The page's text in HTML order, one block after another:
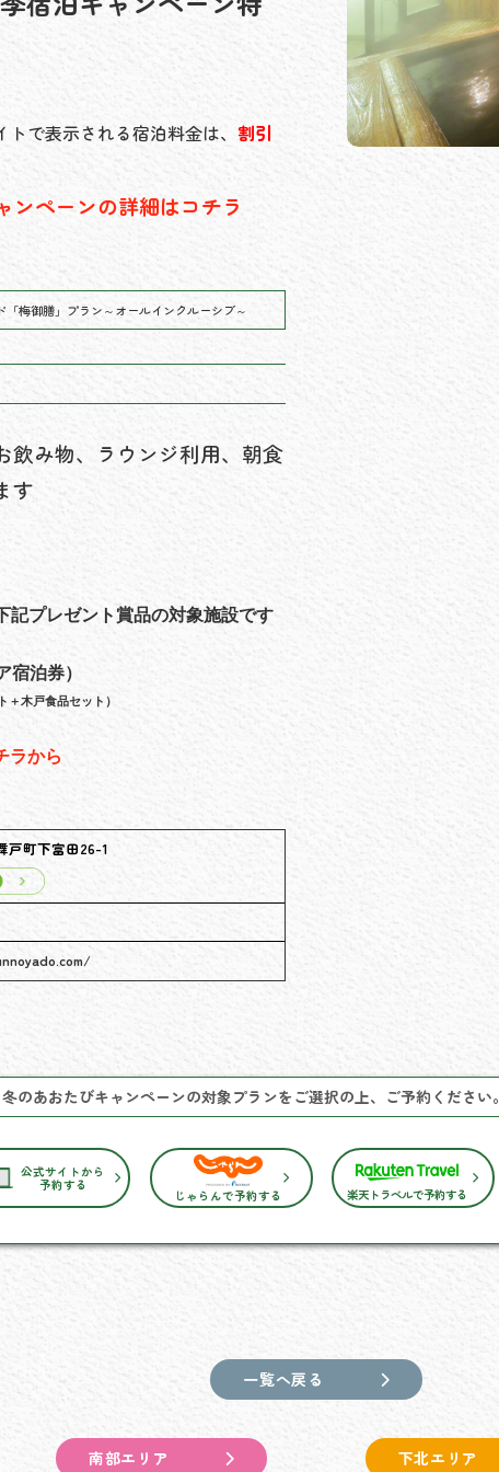
で表示される宿泊料金は、 割引
ペーンの詳細はコチラ
梅御膳」プラン～オールインクルーシブ～
飲み物、ラウンジ利用、朝食
す
記プレゼント賞品の対象施設です
宿泊券）
＋木戸食品セット）
ラから
戸町下富田26-1
冬のあおたびキャンペーンの対象プランをご選択の上、ご予約ください。
公式サイトから
予約する
じゃらんで予約する 楽天トラベルで予約する
一覧へ戻る
南部エリア 下北エリア